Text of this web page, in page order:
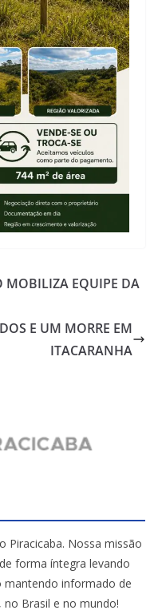
MOBILIZA EQUIPE DA
E UM MORRE EM
ITACARANHA
Piracicaba. Nossa missão
forma íntegra levando
mantendo informado de
Brasil e no mundo!